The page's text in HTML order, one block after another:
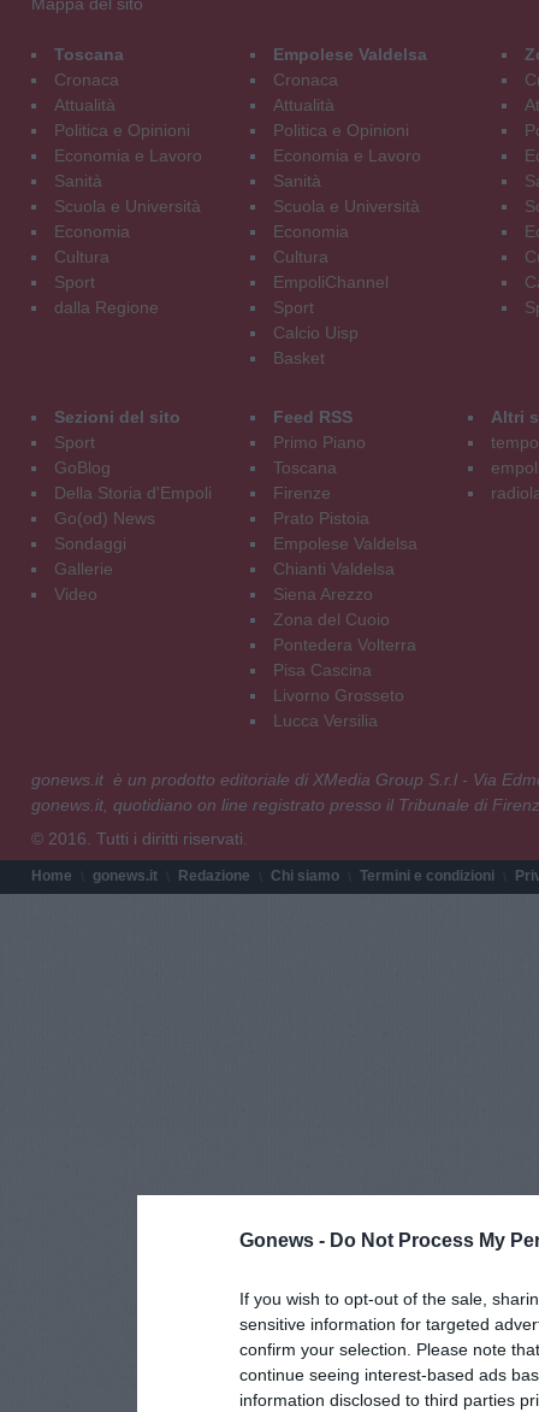
Gonews - Do Not Process My
If you wish to opt-out of the sale,
sensitive information for targeted
confirm your selection. Please note
continue seeing interest-based ads
information disclosed to third parties
Mappa del sito
Toscana
Cronaca
Attualità
Politica e Opinioni
Economia e Lavoro
Sanità
Scuola e Università
Economia
Cultura
Sport
dalla Regione
Empolese Valdelsa
Cronaca
Attualità
Politica e Opinioni
Economia e Lavoro
Sanità
Scuola e Università
Economia
Cultura
EmpoliChannel
Sport
Calcio Uisp
Basket
Sezioni del sito
Sport
GoBlog
Della Storia d'Empoli
Go(od) News
Sondaggi
Gallerie
Video
Feed RSS
Primo Piano
Toscana
Firenze
Prato Pistoia
Empolese Valdelsa
Chianti Valdelsa
Siena Arezzo
Zona del Cuoio
Pontedera Volterra
Pisa Cascina
Livorno Grosseto
Lucca Versilia
Altri
gonews.it è un prodotto editoriale di XMedia Group S.r.l - Via
gonews.it, quotidiano on line registrato presso il Tribunale di
© 2016. Tutti i diritti riservati.
Home gonews.it Redazione Chi siamo Termini e condizioni